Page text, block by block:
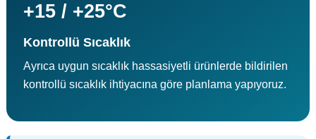
+15 / +25°C
Kontrollü Sıcaklık
Ayrıca uygun sıcaklık hassasiyetli ürünlerde bildirilen
kontrollü sıcaklık ihtiyacına göre planlama yapıyoruz.